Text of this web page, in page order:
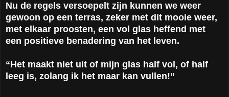
Nu de regels versoepelt zijn kunnen we weer
gewoon op een terras, zeker met dit mooie weer,
met elkaar proosten, een vol glas heffend met
een positieve benadering van het leven.
“Het maakt niet uit of mijn glas half vol, of half
leeg is, zolang ik het maar kan vullen!”